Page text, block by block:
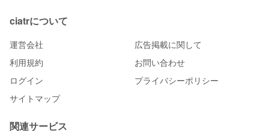
ciatrについて
運営会社
広告掲載に関して
利用規約
お問い合わせ
ログイン
プライバシーポリシー
サイトマップ
関連サービス